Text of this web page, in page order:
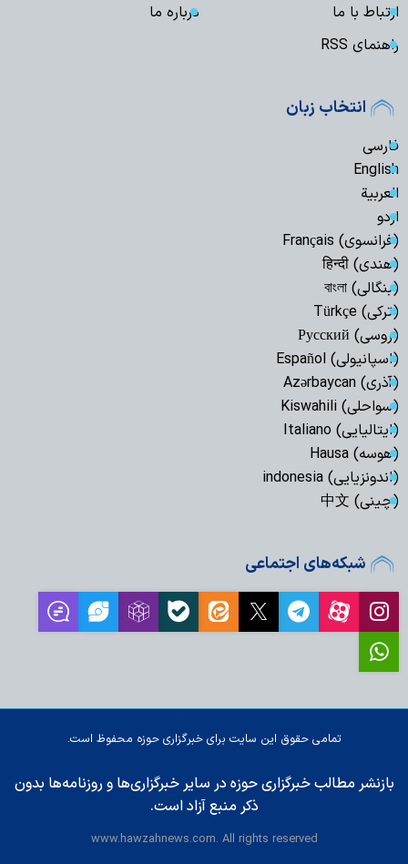
ارتباط با ما
درباره ما
راهنمای RSS
انتخاب زبان
فارسی
English
العربیة
اردو
(فرانسوی) Français
(هندی) हिन्दी
(بنگالی) বাংলা
(ترکی) Türkçe
(روسی) Русский
(اسپانیولی) Español
(آذری) Azərbaycan
(سواحلی) Kiswahili
(ایتالیایی) Italiano
(هوسه) Hausa
(اندونزیایی) indonesia
(چینی) 中文
شبکه‌های اجتماعی
تمامی حقوق این سایت برای خبرگزاری حوزه محفوظ است.
بازنشر مطالب خبرگزاری حوزه در سایر خبرگزاری‌ها و روزنامه‌ها بدون
ذکر منبع آزاد است.
www.hawzahnews.com. All rights reserved